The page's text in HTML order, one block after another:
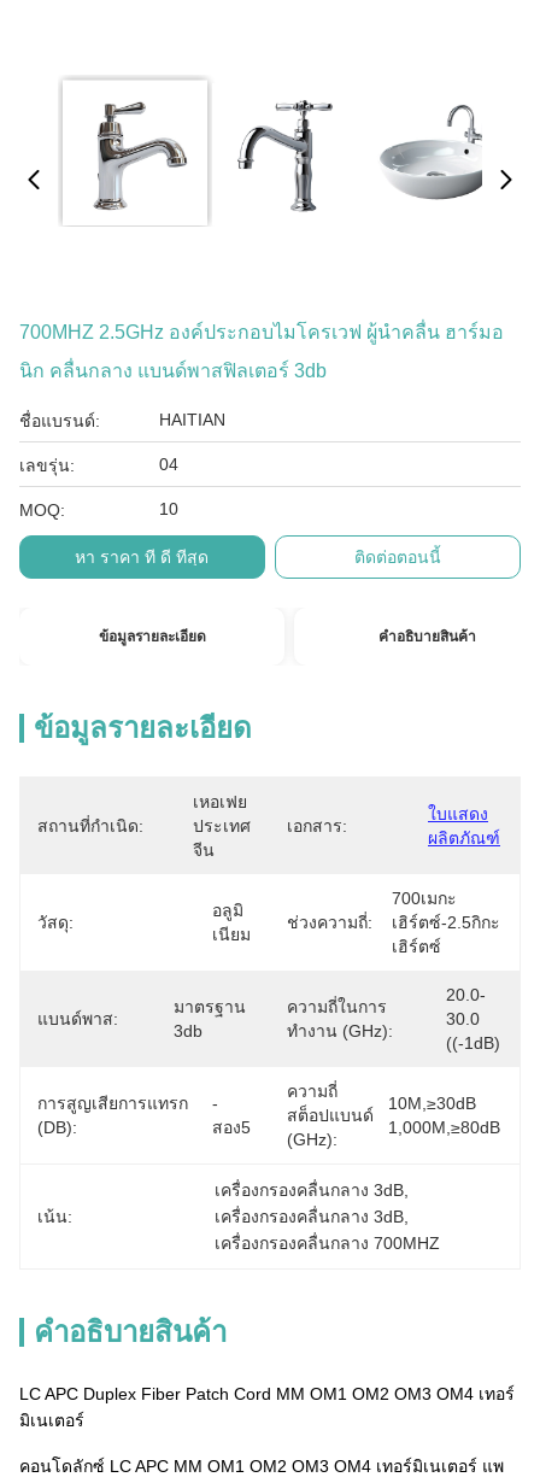
700MHZ 2.5GHz องค์ประกอบไมโครเวฟ ผู้นําคลื่น ฮาร์มอ
นิก คลื่นกลาง แบนด์พาสฟิลเตอร์ 3db
ชื่อแบรนด์: HAITIAN
เลขรุ่น: 04
MOQ: 10
หา ราคา ที่ ดี ที่สุด ติดต่อตอนนี้
ข้อมูลรายละเอียด คําอธิบายสินค้า
ข้อมูลรายละเอียด
สถานที่กำเนิด:
เหอเฟย
ประเทศ
จีน
เอกสาร:
ใบแสดง
ผลิตภัณฑ์
วัสดุ:
อลูมิ
เนียม
ช่วงความถี่:
700เมกะ
เฮิร์ตซ์-2.5กิกะ
เฮิร์ตซ์
แบนด์พาส:
มาตรฐาน
3db
ความถี่ในการ
ทำงาน (GHz):
20.0-
30.0
((-1dB)
การสูญเสียการแทรก
(dB):
-
สอง5
ความถี่
สต็อปแบนด์
(GHz):
10M,≥30dB
1,000M,≥80dB
เน้น:
เครื่องกรองคลื่นกลาง 3dB
เครื่องกรองคลื่นกลาง 3dB
เครื่องกรองคลื่นกลาง 700MHZ
คําอธิบายสินค้า
LC APC Duplex Fiber Patch Cord MM OM1 OM2 OM3 OM4 เทอร์
มิเนเตอร์
คอนโดลักซ์ LC APC MM OM1 OM2 OM3 OM4 เทอร์มิเนเตอร์ แพ